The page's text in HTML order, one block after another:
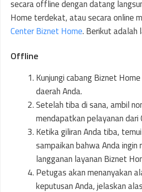
secara offline dengan datang
Home terdekat, atau secara online
Center Biznet Home. Berikut adalah
Offline
Kunjungi cabang Biznet
daerah Anda.
Setelah tiba di sana, ambil
mendapatkan pelayanan dari
Ketika giliran Anda tiba,
sampaikan bahwa Anda ingin
langganan layanan Biznet
Petugas akan menanyakan
keputusan Anda, jelaskan